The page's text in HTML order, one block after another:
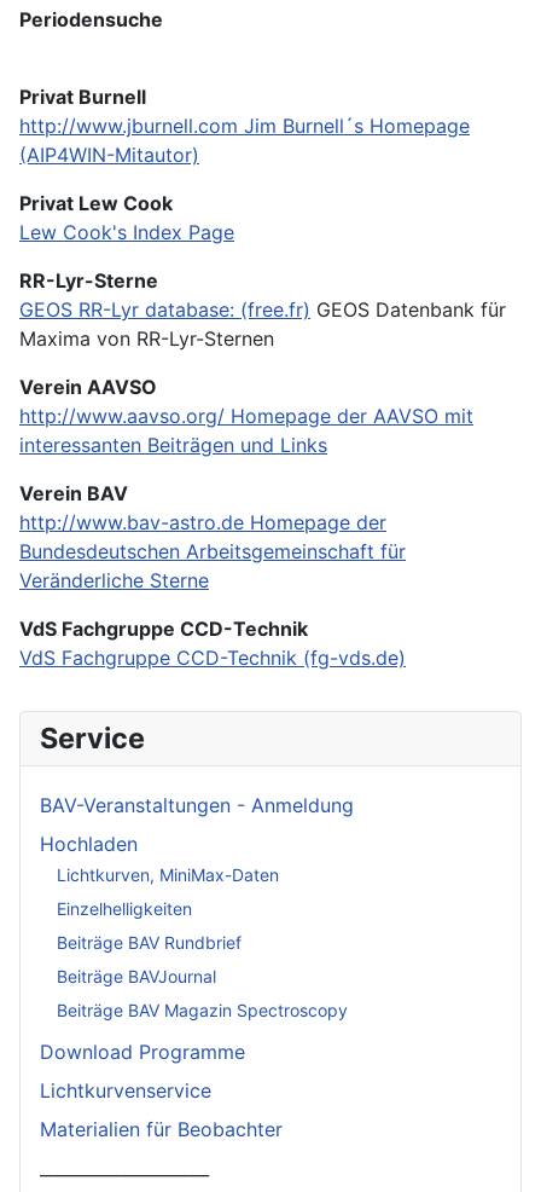
Periodensuche
Privat Burnell
http://www.jburnell.com Jim Burnell´s Homepage
(AIP4WIN-Mitautor)
Privat Lew Cook
Lew Cook's Index Page
RR-Lyr-Sterne
GEOS RR-Lyr database: (free.fr) GEOS Datenbank für
Maxima von RR-Lyr-Sternen
Verein AAVSO
http://www.aavso.org/ Homepage der AAVSO mit
interessanten Beiträgen und Links
Verein BAV
http://www.bav-astro.de Homepage der
Bundesdeutschen Arbeitsgemeinschaft für
Veränderliche Sterne
VdS Fachgruppe CCD-Technik
VdS Fachgruppe CCD-Technik (fg-vds.de)
Service
BAV-Veranstaltungen - Anmeldung
Hochladen
Lichtkurven, MiniMax-Daten
Einzelhelligkeiten
Beiträge BAV Rundbrief
Beiträge BAVJournal
Beiträge BAV Magazin Spectroscopy
Download Programme
Lichtkurvenservice
Materialien für Beobachter